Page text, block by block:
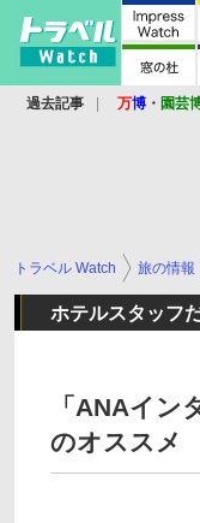
過去記事 万博 ・ 園芸
トラベル Watch 旅の情報
ホテルスタッフ
「ANAイン
のオススメ